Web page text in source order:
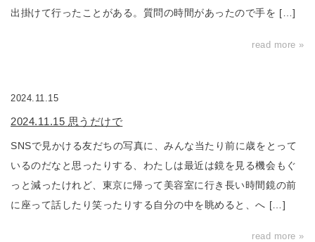
出掛けて行ったことがある。質問の時間があったので手を […]
read more »
2024.11.15
2024.11.15 思うだけで
SNSで見かける友だちの写真に、みんな当たり前に歳をとって
いるのだなと思ったりする、わたしは最近は鏡を見る機会もぐ
っと減ったけれど、東京に帰って美容室に行き長い時間鏡の前
に座って話したり笑ったりする自分の中を眺めると、へ […]
read more »